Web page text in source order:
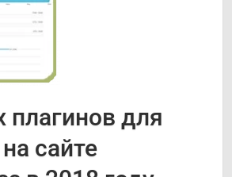
плагинов для
сайте